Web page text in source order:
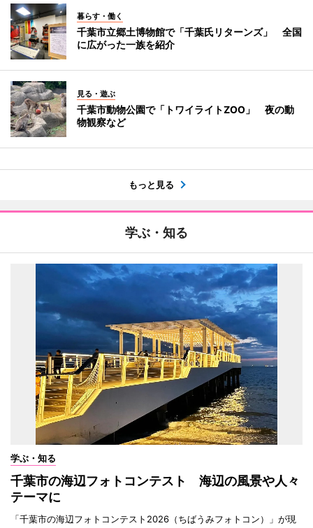
暮らす・働く
千葉市立郷土博物館で「千葉氏リターンズ」 全国
に広がった一族を紹介
見る・遊ぶ
千葉市動物公園で「トワイライトZOO」 夜の動
物観察など
もっと見る
学ぶ・知る
学ぶ・知る
千葉市の海辺フォトコンテスト 海辺の風景や人々
テーマに
「千葉市の海辺フォトコンテスト2026（ちばうみフォトコン）」が現